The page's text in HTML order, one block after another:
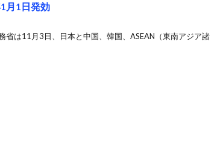
月1日発効
は11月3日、日本と中国、韓国、ASEAN（東南アジア諸